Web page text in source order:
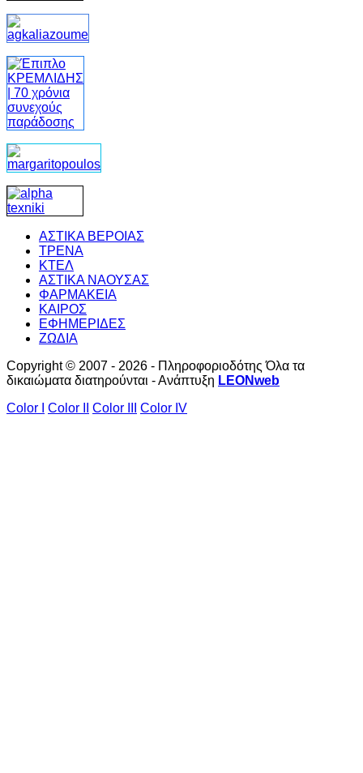
ΑΣΤΙΚΑ ΒΕΡΟΙΑΣ
ΤΡΕΝΑ
ΚΤΕΛ
ΑΣΤΙΚΑ ΝΑΟΥΣΑΣ
ΦΑΡΜΑΚΕΙΑ
ΚΑΙΡΟΣ
ΕΦΗΜΕΡΙΔΕΣ
ΖΩΔΙΑ
Copyright © 2007 - 2026 - Πληροφοριοδότης Όλα τα
δικαιώματα διατηρούνται - Ανάπτυξη LEONweb
Color I
Color II Color III Color IV